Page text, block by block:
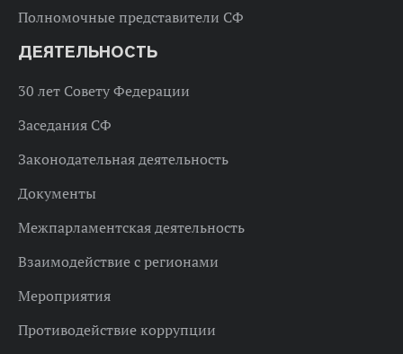
Полномочные представители СФ
ДЕЯТЕЛЬНОСТЬ
30 лет Совету Федерации
Заседания СФ
Законодательная деятельность
Документы
Межпарламентская деятельность
Взаимодействие с регионами
Мероприятия
Противодействие коррупции